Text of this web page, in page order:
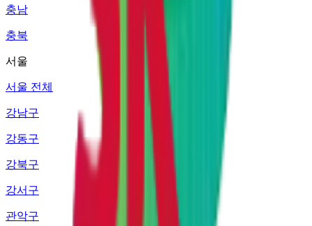
충남
충북
서울
서울 전체
강남구
강동구
강북구
강서구
관악구